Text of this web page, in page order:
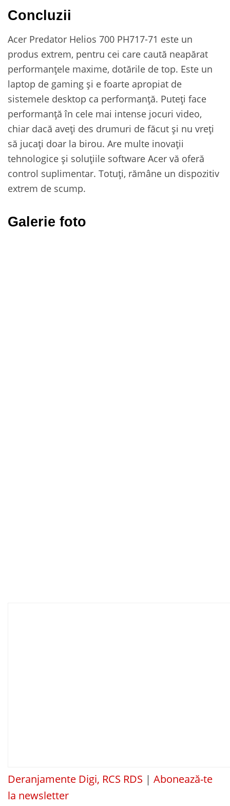
Concluzii
Acer Predator Helios 700 PH717-71 este un
produs extrem, pentru cei care caută neapărat
performanțele maxime, dotările de top. Este un
laptop de gaming și e foarte apropiat de
sistemele desktop ca performanță. Puteți face
performanță în cele mai intense jocuri video,
chiar dacă aveți des drumuri de făcut și nu vreți
să jucați doar la birou. Are multe inovații
tehnologice și soluțiile software Acer vă oferă
control suplimentar. Totuți, rămâne un dispozitiv
extrem de scump.
Galerie foto
Deranjamente Digi, RCS RDS | Abonează-te
la newsletter